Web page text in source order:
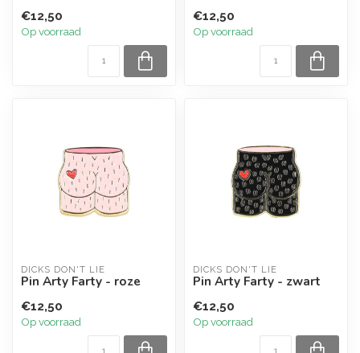
€12,50
Op voorraad
€12,50
Op voorraad
DICKS DON'T LIE
Pin Arty Farty - roze
€12,50
Op voorraad
DICKS DON'T LIE
Pin Arty Farty - zwart
€12,50
Op voorraad